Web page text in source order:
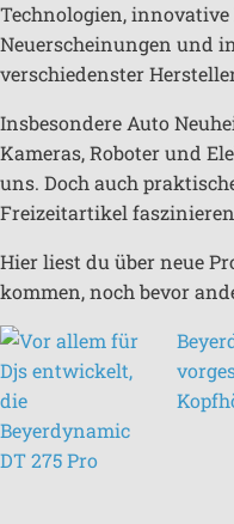
Technologien,
Neuerscheinungen und
verschiedenster
Insbesondere Auto
Kameras, Roboter und
uns. Doch auch
Freizeitartikel
Hier liest du über neue
kommen, noch bevor